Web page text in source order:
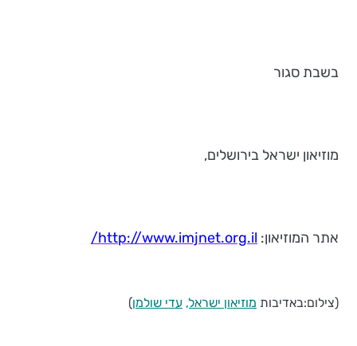
בשבת סגור
מוזיאון ישראל בירושלים,
אתר המוזיאון: http://www.imjnet.org.il/
(צילום:באדיבות מוזיאון ישראל, עדי שולמן)